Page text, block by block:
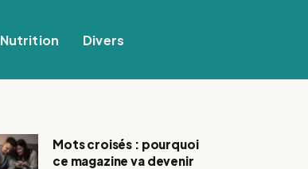
Nutrition Divers
Mots croisés : pourquoi
ce magazine va devenir